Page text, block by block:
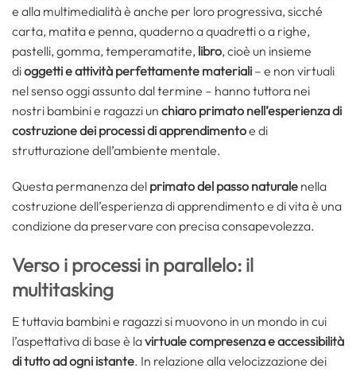
e alla multimedialità è anche per loro progressiva, sicché
carta, matita e penna, quaderno a quadretti o a righe,
pastelli, gomma, temperamatite, libro, cioè un insieme
dioggetti e attività perfettamente materiali – e non virtuali
nel senso oggi assunto dal termine – hanno tuttora nei
nostri bambini e ragazzi un chiaro primato nell’esperienza di
costruzione dei processi di apprendimentoe di
strutturazione dell’ambiente mentale.
Questa permanenza del primato del passo naturale nella
costruzione dell’esperienza di apprendimento e di vita è una
condizione da preservare con precisa consapevolezza.
Verso i processi in parallelo: il
multitasking
E tuttavia bambini e ragazzi si muovono in un mondo in cui
l’aspettativa di base è lavirtuale compresenza e accessibilità
di tutto ad ogni istante. In relazione alla velocizzazione dei